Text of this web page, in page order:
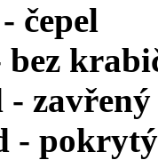
čepel
- zavřený
-